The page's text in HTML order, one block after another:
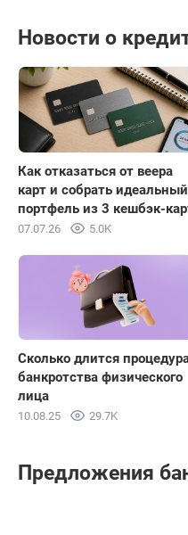
Новости о
Как отказаться от веера
карт и собрать идеальный
портфель из 3 кешбэк-
07.07.26 5.0K
Сколько длится
банкротства физического
лица
10.08.25 29.7K
Предложения